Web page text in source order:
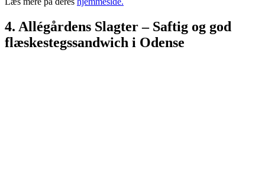
4. Allégårdens Slagter – Saftig og god
flæskestegssandwich i Odense